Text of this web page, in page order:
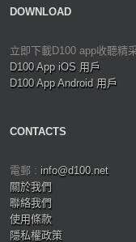
DOWNLOAD
立即下載D100 app收聽精
D100 App iOS 用戶
D100 App Android 用戶
CONTACTS
電郵 : info@d100.net
關於我們
聯絡我們
使用條款
隱私權政策